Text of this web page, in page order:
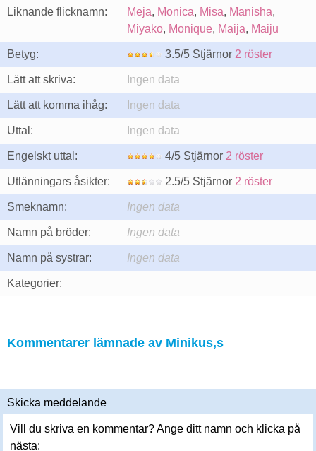
Liknande flicknamn: Meja, Monica, Misa, Manisha,
Miyako, Monique, Maija, Maiju
Betyg: 3.5/5 Stjärnor 2 röster
Lätt att skriva: Ingen data
Lätt att komma ihåg: Ingen data
Uttal: Ingen data
Engelskt uttal: 4/5 Stjärnor 2 röster
Utlänningars åsikter: 2.5/5 Stjärnor 2 röster
Smeknamn: Ingen data
Namn på bröder: Ingen data
Namn på systrar: Ingen data
Kategorier:
Kommentarer lämnade av Minikus,s
Skicka meddelande
Vill du skriva en kommentar? Ange ditt namn och klicka på
nästa: